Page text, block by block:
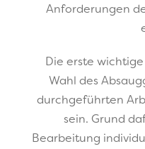
Anforderungen
Die erste
Wahl des
durchgeführten
sein. Grund
Bearbeitung